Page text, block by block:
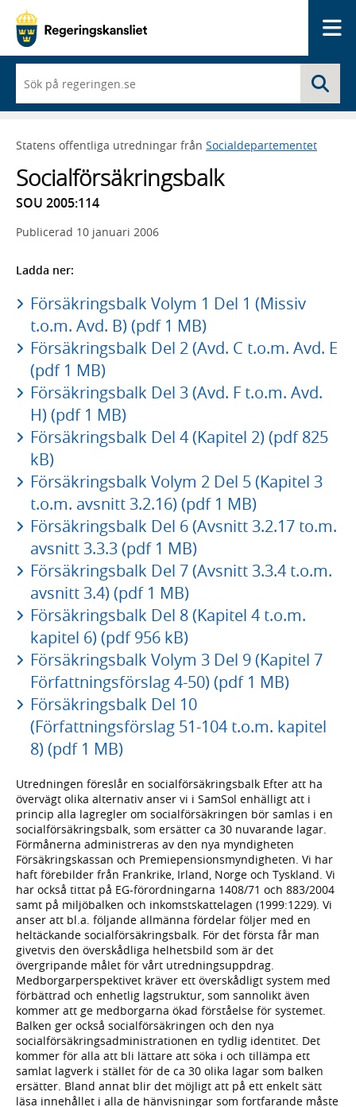
du
börjar
skriva
framträder
lista
med
sökförslag
Statens offentliga utredningar från Socialdepartementet
Socialförsäkringsbalk
SOU 2005:114
Publicerad 10 januari 2006
Ladda ner:
Försäkringsbalk Volym 1 Del 1 (Missiv
t.o.m. Avd. B) (pdf 1 MB)
Försäkringsbalk Del 2 (Avd. C t.o.m. Avd. E
(pdf 1 MB)
Försäkringsbalk Del 3 (Avd. F t.o.m. Avd.
H) (pdf 1 MB)
Försäkringsbalk Del 4 (Kapitel 2) (pdf 825
kB)
Försäkringsbalk Volym 2 Del 5 (Kapitel 3
t.o.m. avsnitt 3.2.16) (pdf 1 MB)
Försäkringsbalk Del 6 (Avsnitt 3.2.17 to.m.
avsnitt 3.3.3 (pdf 1 MB)
Försäkringsbalk Del 7 (Avsnitt 3.3.4 t.o.m.
avsnitt 3.4) (pdf 1 MB)
Försäkringsbalk Del 8 (Kapitel 4 t.o.m.
kapitel 6) (pdf 956 kB)
Försäkringsbalk Volym 3 Del 9 (Kapitel 7
Författningsförslag 4-50) (pdf 1 MB)
Försäkringsbalk Del 10
(Författningsförslag 51-104 t.o.m. kapitel
8) (pdf 1 MB)
Utredningen föreslår en socialförsäkringsbalk Efter att ha
övervägt olika alternativ anser vi i SamSol enhälligt att i
princip alla lagregler om socialförsäkringen bör samlas i en
socialförsäkringsbalk, som ersätter ca 30 nuvarande lagar.
Förmånerna administreras av den nya myndigheten
Försäkringskassan och Premiepensionsmyndigheten. Vi har
haft förebilder från Frankrike, Irland, Norge och Tyskland. Vi
har också tittat på EG-förordningarna 1408/71 och 883/2004
samt på miljöbalken och inkomstskattelagen (1999:1229). Vi
anser att bl.a. följande allmänna fördelar följer med en
heltäckande socialförsäkringsbalk. För det första får man
givetvis den överskådliga helhetsbild som är det
övergripande målet för vårt utredningsuppdrag.
Medborgarperspektivet kräver ett överskådligt system med
förbättrad och enhetlig lagstruktur, som sannolikt även
kommer att ge medborgarna ökad förståelse för systemet.
Balken ger också socialförsäkringen och den nya
socialförsäkringsadministrationen en tydlig identitet. Det
kommer för alla att bli lättare att söka i och tillämpa ett
samlat lagverk i stället för de ca 30 olika lagar som balken
ersätter. Bland annat blir det möjligt att på ett enkelt sätt
läsa innehållet i alla de hänvisningar som fortfarande måste